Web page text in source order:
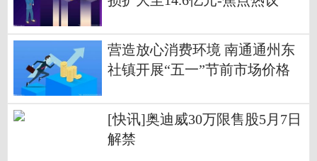
营造放心消费环境 南通通州东
社镇开展“五一”节前市场价格
[快讯]奥迪威30万限售股5月7日
解禁